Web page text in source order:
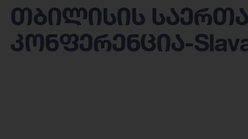
თბილისის
კონფერენცია-